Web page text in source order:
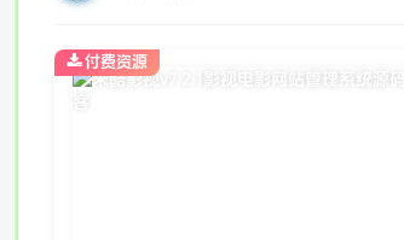
付费资源